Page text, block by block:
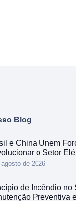
Blog
e China Unem
o Setor
de 2026
de Incêndio no
Preventiva